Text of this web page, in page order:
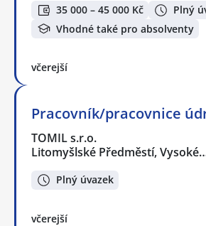
35 000 – 45 000 Kč
Plný
Vhodné také pro absolventy
včerejší
Pracovník/pracovnice
TOMIL s.r.o.
Litomyšlské Předměstí,
Plný úvazek
včerejší